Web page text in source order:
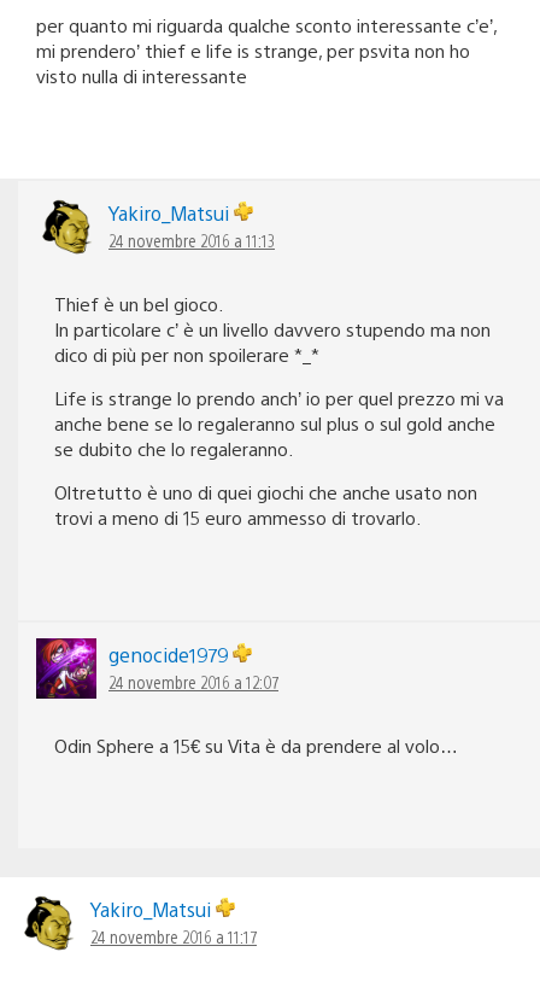
per quanto mi riguarda qualche sconto interessante c’e’,
mi prendero’ thief e life is strange, per psvita non ho
visto nulla di interessante
Yakiro_Matsui
24 novembre 2016 a 11:13
Thief è un bel gioco.
In particolare c’ è un livello davvero stupendo ma non
dico di più per non spoilerare *_*
Life is strange lo prendo anch’ io per quel prezzo mi va
anche bene se lo regaleranno sul plus o sul gold anche
se dubito che lo regaleranno.
Oltretutto è uno di quei giochi che anche usato non
trovi a meno di 15 euro ammesso di trovarlo.
genocide1979
24 novembre 2016 a 12:07
Odin Sphere a 15€ su Vita è da prendere al volo…
Yakiro_Matsui
24 novembre 2016 a 11:17